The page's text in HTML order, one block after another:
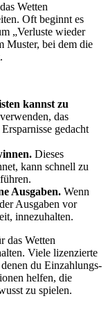
Wetten
Oft beginnt es
„Verluste wieder
Muster, bei dem die
kannst zu
das
gedacht
Dieses
kann schnell zu
Ausgaben. Wenn
Ausgaben vor
innezuhalten.
das Wetten
Viele lizenzierte
du Einzahlungs-
helfen, die
zu spielen.